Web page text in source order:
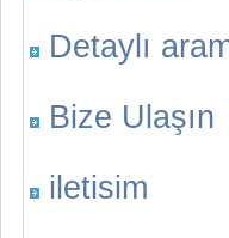
Detaylı
Bize Ulaşın
iletisim